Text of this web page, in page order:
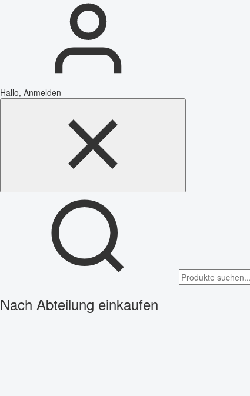
Hallo, Anmelden
Nach Abteilung einkaufen